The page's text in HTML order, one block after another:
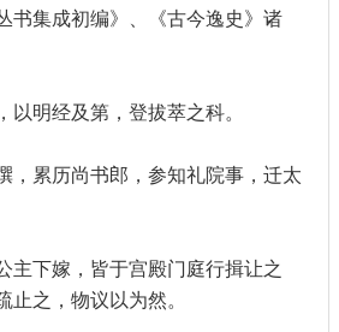
书集成初编》、《古今逸史》诸
以明经及第，登拔萃之科。
，累历尚书郎，参知礼院事，迁太
主下嫁，皆于宫殿门庭行揖让之
之，物议以为然。